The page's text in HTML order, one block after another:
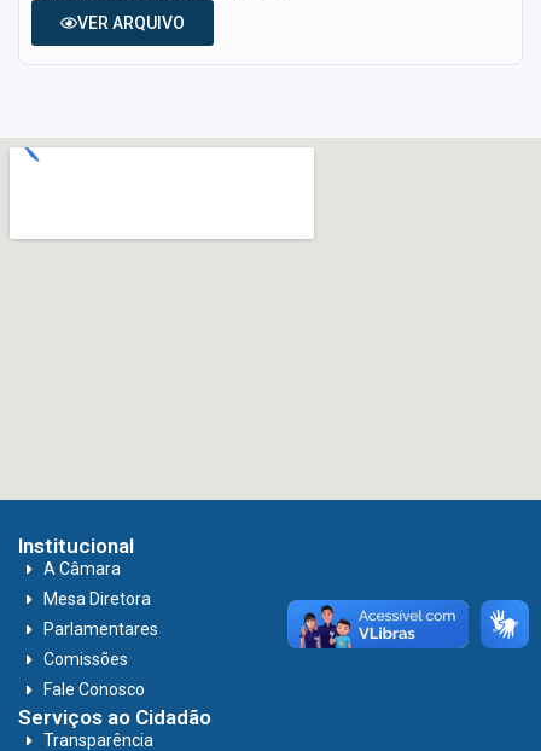
VER ARQUIVO
Institucional
A Câmara
Mesa Diretora
Parlamentares
Comissões
Fale Conosco
Serviços ao Cidadão
Transparência